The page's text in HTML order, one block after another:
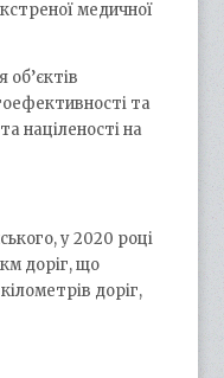
медичної
та
націленості на
у 2020 році
доріг, що
доріг,